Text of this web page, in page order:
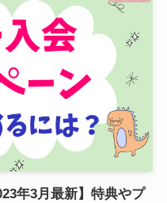
年3月最新】特典やプ